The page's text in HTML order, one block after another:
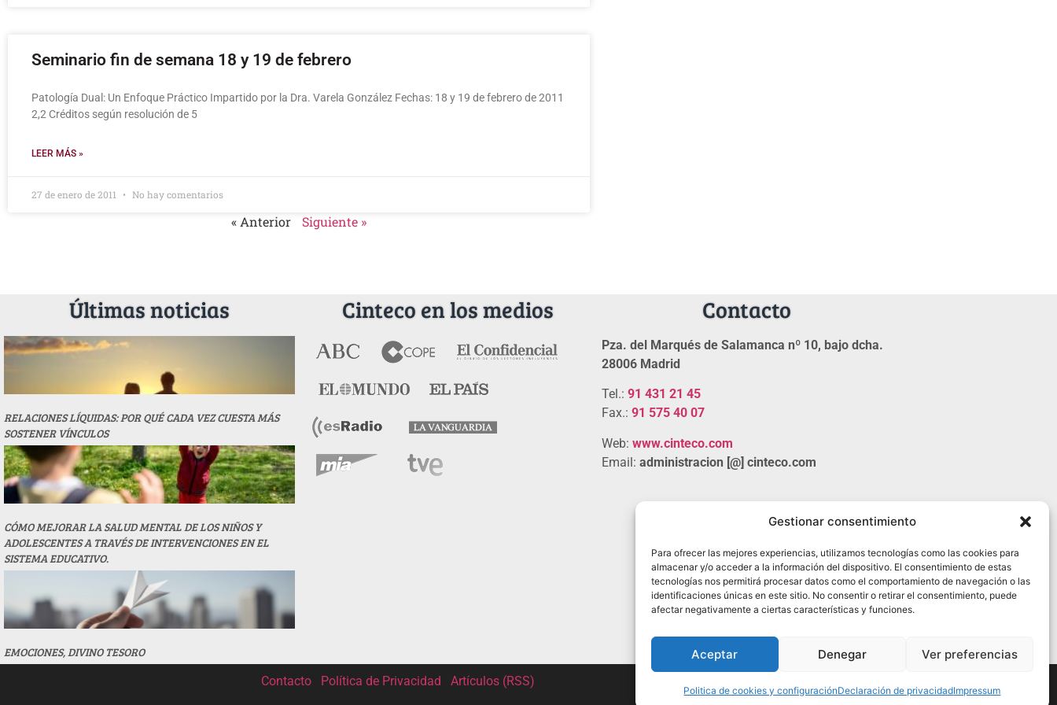
Gestionar consentimiento
Para ofrecer las mejores experiencias, utilizamos tecnologías como las cookies para
almacenar y/o acceder a la información del dispositivo. El consentimiento de estas
tecnologías nos permitirá procesar datos como el comportamiento de navegación o las
identificaciones únicas en este sitio. No consentir o retirar el consentimiento, puede
afectar negativamente a ciertas características y funciones.
Aceptar Denegar Ver preferencias
Politica de cookies y configuraciónDeclaración de privacidadImpressum
Seminario fin de semana 18 y 19 de febrero
Patología Dual: Un Enfoque Práctico Impartido por la Dra. Varela González Fechas: 18 y 19 de febrero de 2011
2,2 Créditos según resolución de 5
LEER MÁS »
27 de enero de 2011 No hay comentarios
« Anterior Siguiente »
Últimas noticias
RELACIONES LÍQUIDAS: POR QUÉ CADA VEZ CUESTA MÁS
SOSTENER VÍNCULOS
CÓMO MEJORAR LA SALUD MENTAL DE LOS NIÑOS Y
ADOLESCENTES A TRAVÉS DE INTERVENCIONES EN EL
SISTEMA EDUCATIVO.
EMOCIONES, DIVINO TESORO
Cinteco en los medios Contacto
Pza. del Marqués de Salamanca nº 10, bajo dcha.
28006 Madrid
Tel.: 91 431 21 45
Fax.: 91 575 40 07
Web: www.cinteco.com
Email: administracion [@] cinteco.com
Contacto Política de Privacidad Artículos (RSS)